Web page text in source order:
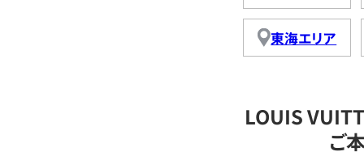
東海エリア
LOUIS
ご